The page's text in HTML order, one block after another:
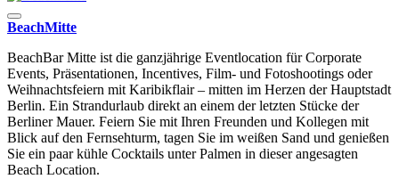
BeachMitte
BeachBar Mitte ist die ganzjährige Eventlocation für Corporate
Events, Präsentationen, Incentives, Film- und Fotoshootings oder
Weihnachtsfeiern mit Karibikflair – mitten im Herzen der Hauptstadt
Berlin. Ein Strandurlaub direkt an einem der letzten Stücke der
Berliner Mauer. Feiern Sie mit Ihren Freunden und Kollegen mit
Blick auf den Fernsehturm, tagen Sie im weißen Sand und genießen
Sie ein paar kühle Cocktails unter Palmen in dieser angesagten
Beach Location.